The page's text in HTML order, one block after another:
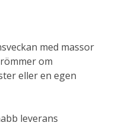
med massor
om
eller en egen
leverans